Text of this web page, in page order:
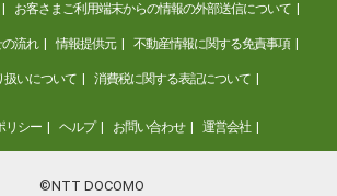
お客さまご利用端末からの情報の外部送信について
流れ 情報提供元 不動産情報に関する免責事項
扱いについて 消費税に関する表記について
リシー ヘルプ お問い合わせ 運営会社
©NTT DOCOMO